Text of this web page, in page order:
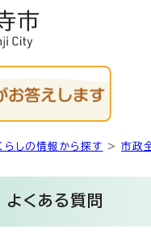
らしの情報から探す >市政
よくある質問